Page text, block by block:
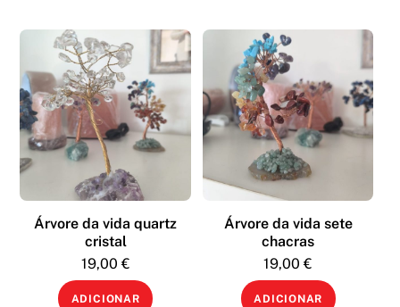
Árvore da vida quartz
cristal
19,00€
ADICIONAR
Árvore da vida sete
chacras
19,00€
ADICIONAR